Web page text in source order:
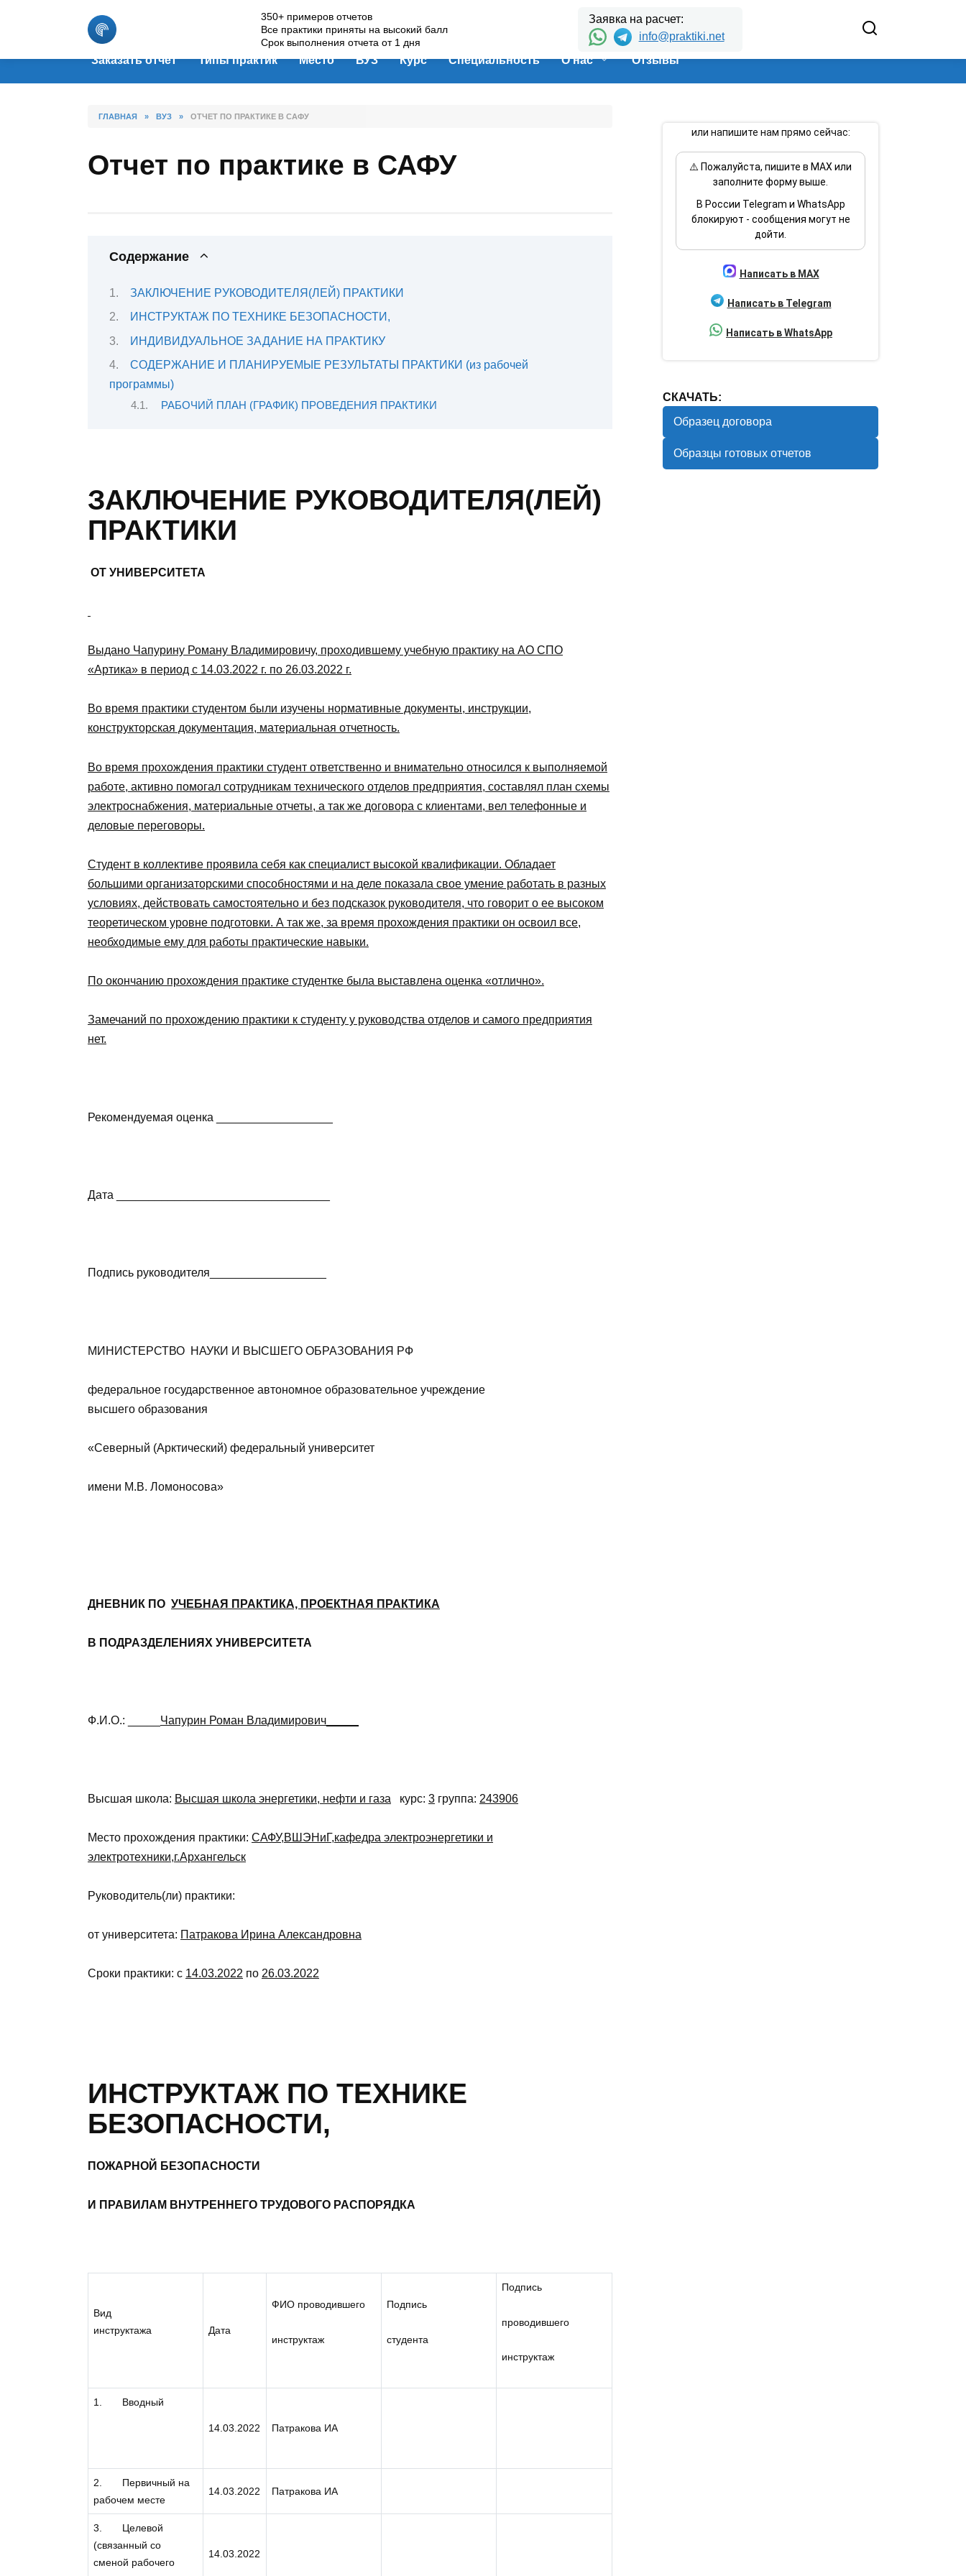
350+ примеров отчетов
Все практики приняты на высокий балл
Срок выполнения отчета от 1 дня
Заявка на расчет:
info@praktiki.net
Заказать отчет
Типы практик Место ВУЗ Курс Специальность О нас Отзывы
ГЛАВНАЯ » ВУЗ » ОТЧЕТ ПО ПРАКТИКЕ В САФУ
Отчет по практике в САФУ
Содержание
ЗАКЛЮЧЕНИЕ РУКОВОДИТЕЛЯ(ЛЕЙ) ПРАКТИКИ
ИНСТРУКТАЖ ПО ТЕХНИКЕ БЕЗОПАСНОСТИ,
ИНДИВИДУАЛЬНОЕ ЗАДАНИЕ НА ПРАКТИКУ
СОДЕРЖАНИЕ И ПЛАНИРУЕМЫЕ РЕЗУЛЬТАТЫ ПРАКТИКИ (из рабочей
программы)
РАБОЧИЙ ПЛАН (ГРАФИК) ПРОВЕДЕНИЯ ПРАКТИКИ
ЗАКЛЮЧЕНИЕ РУКОВОДИТЕЛЯ(ЛЕЙ)
ПРАКТИКИ
ОТ УНИВЕРСИТЕТА
Выдано Чапурину Роману Владимировичу, проходившему учебную практику на АО СПО
«Артика» в период c 14.03.2022 г. по 26.03.2022 г.
Во время практики студентом были изучены нормативные документы, инструкции,
конструкторская документация, материальная отчетность.
Во время прохождения практики студент ответственно и внимательно относился к выполняемой
работе, активно помогал сотрудникам технического отделов предприятия, составлял план схемы
электроснабжения, материальные отчеты, а так же договора с клиентами, вел телефонные и
деловые переговоры.
Студент в коллективе проявила себя как специалист высокой квалификации. Обладает
большими организаторскими способностями и на деле показала свое умение работать в разных
условиях, действовать самостоятельно и без подсказок руководителя, что говорит о ее высоком
теоретическом уровне подготовки. А так же, за время прохождения практики он освоил все,
необходимые ему для работы практические навыки.
По окончанию прохождения практике студентке была выставлена оценка «отлично».
Замечаний по прохождению практики к студенту у руководства отделов и самого предприятия
нет.
Рекомендуемая оценка __________________
Дата _________________________________
Подпись руководителя__________________
МИНИСТЕРСТВО НАУКИ И ВЫСШЕГО ОБРАЗОВАНИЯ РФ
федеральное государственное автономное образовательное учреждение
высшего образования
«Северный (Арктический) федеральный университет
имени М.В. Ломоносова»
ДНЕВНИК ПО УЧЕБНАЯ ПРАКТИКА, ПРОЕКТНАЯ ПРАКТИКА
В ПОДРАЗДЕЛЕНИЯХ УНИВЕРСИТЕТА
Ф.И.О.: _____ Чапурин Роман Владимирович_____
Высшая школа: Высшая школа энергетики, нефти и газа курс: 3 группа: 243906
Место прохождения практики: САФУ,ВШЭНиГ,кафедра электроэнергетики и
электротехники,г.Архангельск
Руководитель(ли) практики:
от университета: Патракова Ирина Александровна
Сроки практики: с 14.03.2022 по 26.03.2022
ИНСТРУКТАЖ ПО ТЕХНИКЕ
БЕЗОПАСНОСТИ,
ПОЖАРНОЙ БЕЗОПАСНОСТИ
И ПРАВИЛАМ ВНУТРЕННЕГО ТРУДОВОГО РАСПОРЯДКА
Вид
инструктажа
Дата
ФИО проводившего
инструктаж
Подпись
студента
Подпись
проводившего
инструктаж
1. Вводный
14.03.2022 Патракова ИА
2. Первичный на
рабочем месте
14.03.2022 Патракова ИА
3. Целевой
(связанный со
сменой рабочего
14.03.2022
или напишите нам прямо сейчас:
⚠️ Пожалуйста, пишите в MAX или
заполните форму выше.
В России Telegram и WhatsApp
блокируют - сообщения могут не
дойти.
Написать в MAX
Написать в Telegram
Написать в WhatsApp
СКАЧАТЬ:
Образец договора
Образцы готовых отчетов